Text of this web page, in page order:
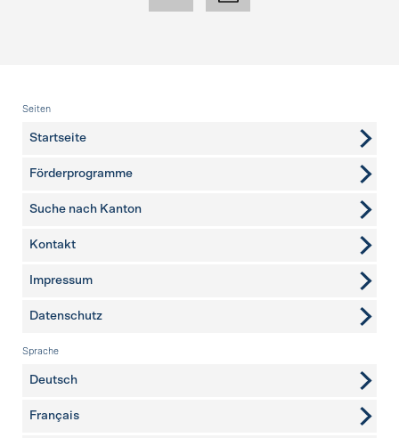
Fusszeile
Seiten
Startseite
Förderprogramme
Suche nach Kanton
weitere Seiten
Kontakt
Impressum
Datenschutz
Sprache
Deutsch
Français